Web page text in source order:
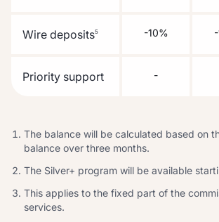
Wire deposits5
Priority support
-10%
-
The balance will be calculated based on
balance over three months.
The Silver+ program will be available
This applies to the fixed part of the
services.